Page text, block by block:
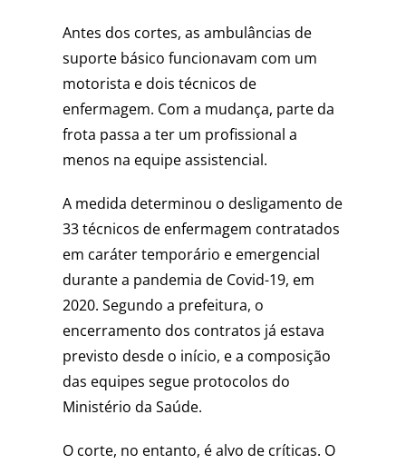
Antes dos cortes, as ambulâncias de
suporte básico funcionavam com um
motorista e dois técnicos de
enfermagem. Com a mudança, parte da
frota passa a ter um profissional a
menos na equipe assistencial.
A medida determinou o desligamento de
33 técnicos de enfermagem contratados
em caráter temporário e emergencial
durante a pandemia de Covid-19, em
2020. Segundo a prefeitura, o
encerramento dos contratos já estava
previsto desde o início, e a composição
das equipes segue protocolos do
Ministério da Saúde.
O corte, no entanto, é alvo de críticas. O